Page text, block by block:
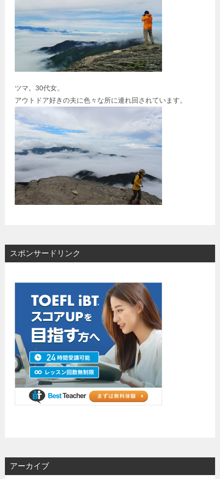
ツマ。30代女。
アウトドア好きの夫に色々な所に連れ回されています。
スポンサードリンク
アーカイブ